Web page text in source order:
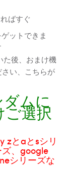
ばすぐ
ゲットできま
後、おまけ機
い、こちらが
ムに
選択
zとaとsシリ
、google
シリーズな